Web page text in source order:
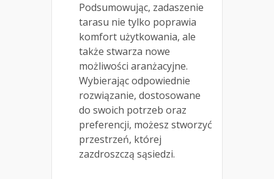
Podsumowując, zadaszenie
tarasu nie tylko poprawia
komfort użytkowania, ale
także stwarza nowe
możliwości aranżacyjne.
Wybierając odpowiednie
rozwiązanie, dostosowane
do swoich potrzeb oraz
preferencji, możesz stworzyć
przestrzeń, której
zazdroszczą sąsiedzi.